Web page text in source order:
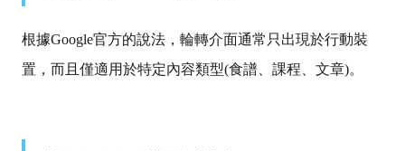
根據Google官方的說法，輪轉介面通常只出現於行動裝
置，而且僅適用於特定內容類型(食譜、課程、文章)。